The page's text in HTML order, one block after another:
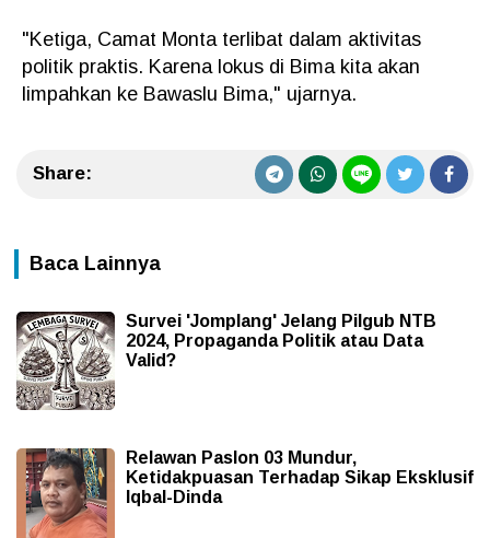
"Ketiga, Camat Monta terlibat dalam aktivitas
politik praktis. Karena lokus di Bima kita akan
limpahkan ke Bawaslu Bima," ujarnya.
Share:
Baca Lainnya
Survei 'Jomplang' Jelang Pilgub NTB
2024, Propaganda Politik atau Data
Valid?
Relawan Paslon 03 Mundur,
Ketidakpuasan Terhadap Sikap Eksklusif
Iqbal-Dinda